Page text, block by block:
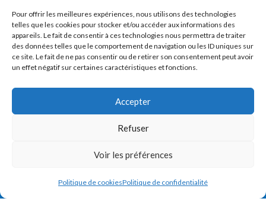
Pour offrir les meilleures expériences, nous utilisons des technologies
telles que les cookies pour stocker et/ou accéder aux informations des
appareils. Le fait de consentir à ces technologies nous permettra de traiter
des données telles que le comportement de navigation ou les ID uniques sur
ce site. Le fait de ne pas consentir ou de retirer son consentement peut avoir
un effet négatif sur certaines caractéristiques et fonctions.
Accepter
Refuser
Voir les préférences
Politique de cookiesPolitique de confidentialité
l’articulation temporo-mandibulaire) – Troubles temporo-
mandibulaires. Douleurs de l’ATM – Blocage de la mâchoire –
Bruits – Articulation de la mâchoire. Douleur mâchoire
Copyright © 2026 shortcodeATM Guide Douleurs et/ou blocages
de la mâchoire -
Politique de confidentialité
Mis en place par ATM Guide Douleurs et/ou blocages de la